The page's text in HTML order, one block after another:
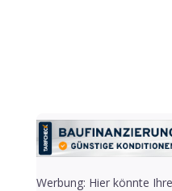
Werbung: Hier könnte